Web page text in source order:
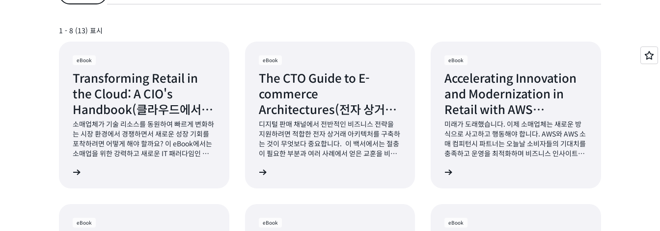
1 - 8 (13) 표시
eBook
Transforming Retail in
the Cloud: A CIO's
Handbook(클라우드에서의
소매업 혁신: CIO 핸드북)
소매업체가 기술 리소스를 동원하여 빠르게 변화하
는 시장 환경에서 경쟁하면서 새로운 성장 기회를
포착하려면 어떻게 해야 할까요? 이 eBook에서는
소매업을 위한 강력하고 새로운 IT 패러다임인 클라
eBook
The CTO Guide to E-
commerce
Architectures(전자 상거래
아키텍처에 대한 CTO 가이
드)
디지털 판매 채널에서 전반적인 비즈니스 전략을
지원하려면 적합한 전자 상거래 아키텍처를 구축하
는 것이 무엇보다 중요합니다. 이 백서에서는 절충
이 필요한 부분과 여러 사례에서 얻은 교훈을 비롯
스에 대해 설명합니다.
eBook
Accelerating Innovation
and Modernization in
Retail with AWS
Partners(AWS 파트너와 함
께 소매업 혁신 및 현대화를 가
속화)
미래가 도래했습니다. 이제 소매업체는 새로운 방
식으로 사고하고 행동해야 합니다. AWS와 AWS 소
매 컴피턴시 파트너는 오늘날 소비자들의 기대치를
충족하고 운영을 최적화하며 비즈니스 인사이트를
서비스와 솔루션을 제공합니다. Best Buy, Petco,
eBook eBook eBook